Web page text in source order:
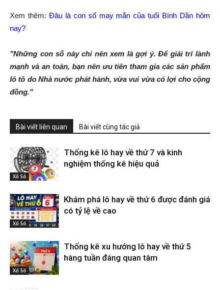
Xem thêm: Đâu là con số may mắn của tuổi Bính Dần hôm
nay?
"Những con số này chỉ nên xem là gợi ý. Để giải trí lành
mạnh và an toàn, bạn nên ưu tiên tham gia các sản phẩm
lô tô do Nhà nước phát hành, vừa vui vừa có lợi cho cộng
đồng."
Bài viết liên quan Bài viết cùng tác giả
Xổ Số
Thống kê lô hay về thứ 7 và kinh
nghiệm thống kê hiệu quả
Xổ Số
Khám phá lô hay về thứ 6 được đánh giá
có tỷ lệ về cao
Xổ Số
Thống kê xu hướng lô hay về thứ 5
hàng tuần đáng quan tâm